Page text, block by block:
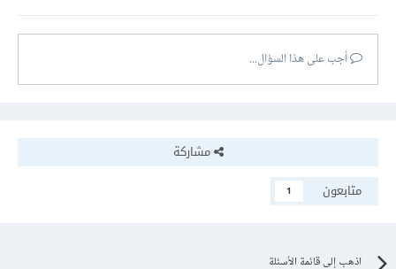
أجب على هذا السؤال...
مشاركة
متابعون
1
اذهب إلى قائمة الأسئلة